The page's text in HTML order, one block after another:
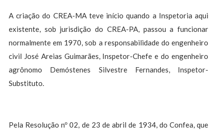
A criação do CREA-MA teve início quando a Inspetoria aqui
existente, sob jurisdição do CREA-PA, passou a funcionar
normalmente em 1970, sob a responsabilidade do engenheiro
civil José Areias Guimarães, Inspetor-Chefe e do engenheiro
agrônomo Demóstenes Silvestre Fernandes, Inspetor-
Substituto.
Pela Resolução nº 02, de 23 de abril de 1934, do Confea, que